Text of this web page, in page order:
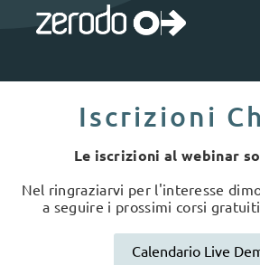
Iscrizioni
Le iscrizioni al webinar
Nel ringraziarvi per l'interesse
a seguire i prossimi corsi
Calendario Live